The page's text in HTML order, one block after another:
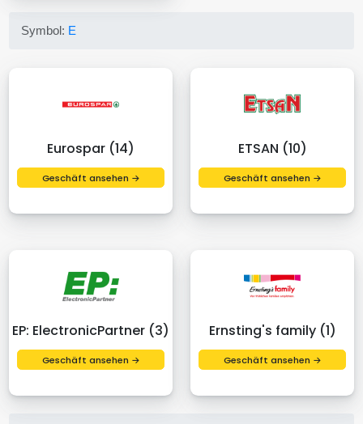
Symbol: E
Eurospar (14)
Geschäft ansehen →
ETSAN (10)
Geschäft ansehen →
EP: ElectronicPartner (3)
Geschäft ansehen →
Ernsting's family (1)
Geschäft ansehen →